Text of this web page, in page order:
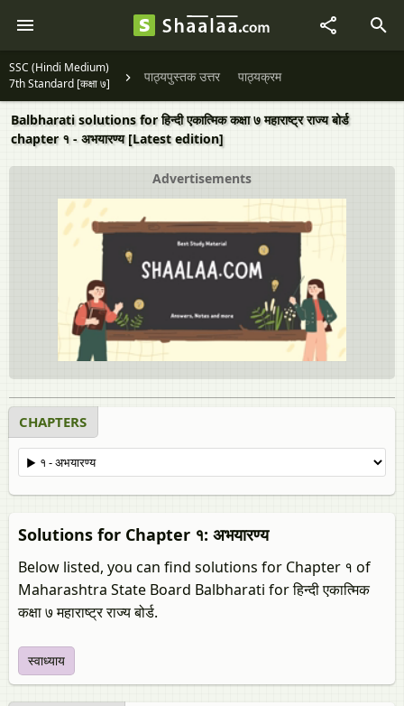
SSC (Hindi Medium)
7th Standard [कक्षा ७]
पाठ्यपुस्तक उत्तर पाठ्यक्रम
Balbharati solutions for हिन्दी एकात्मिक कक्षा ७ महाराष्ट्र राज्य बोर्ड
chapter १ - अभयारण्य [Latest edition]
Advertisements
CHAPTERS
Solutions for Chapter १: अभयारण्य
Below listed, you can find solutions for Chapter १ of
Maharashtra State Board Balbharati for हिन्दी एकात्मिक
कक्षा ७ महाराष्ट्र राज्य बोर्ड.
स्वाध्याय